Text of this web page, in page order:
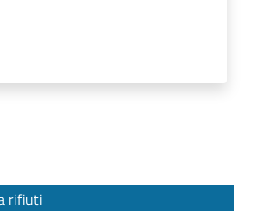
rifiuti